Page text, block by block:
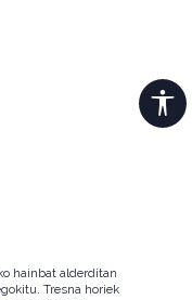
hainbat alderditan
Tresna horiek